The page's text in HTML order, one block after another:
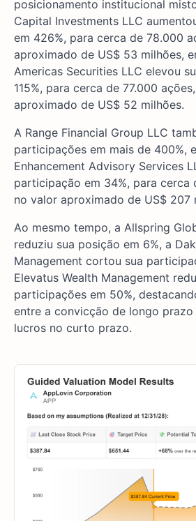
posicionamento institucional
Capital Investments LLC
em 426%, para cerca de 78.000
aproximado de US$ 53 milhões,
Americas Securities LLC elevou
115%, para cerca de 77.000
aproximado de US$ 52 milhões.
A Range Financial Group LLC
participações em mais de 400%,
Enhancement Advisory Services
participação em 34%, para cerca
no valor aproximado de US$ 207
Ao mesmo tempo, a Allspring
reduziu sua posição em 6%, a
Management cortou sua
Elevatus Wealth Management
participações em 50%,
entre a convicção de longo
lucros no curto prazo.